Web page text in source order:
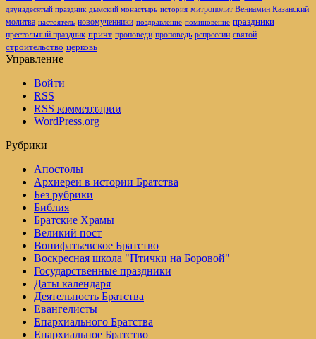
двунадесятый праздник дымский монастырь история митрополит Вениамин Казанский
молитва настоятель новомученники поздравление поминовение праздники
престольный праздник причт проповеди проповедь репрессии святой
строительство церковь
Управление
Войти
RSS
RSS комментарии
WordPress.org
Рубрики
Апостолы
Архиереи в истории Братства
Без рубрики
Библия
Братские Храмы
Великий пост
Вонифатьевское Братство
Воскресная школа "Птички на Боровой"
Государственные праздники
Даты календаря
Деятельность Братства
Евангелисты
Епархиального Братства
Епархиальное Братство